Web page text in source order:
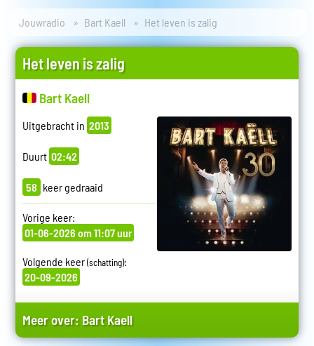
Jouwradio Bart Kaell Het leven is zalig
Het leven is zalig
Bart Kaell
Uitgebracht in 2013
Duurt 02:42
58 keer gedraaid
Vorige keer:
01-06-2026 om 11:07 uur
Volgende keer(schatting):
20-09-2026
Meer over: Bart Kaell